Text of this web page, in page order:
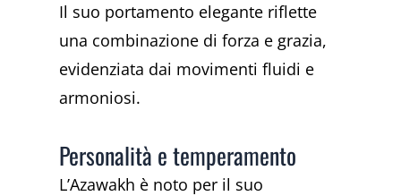
Il suo portamento elegante riflette
una combinazione di forza e grazia,
evidenziata dai movimenti fluidi e
armoniosi.
Personalità e temperamento
L’Azawakh è noto per il suo